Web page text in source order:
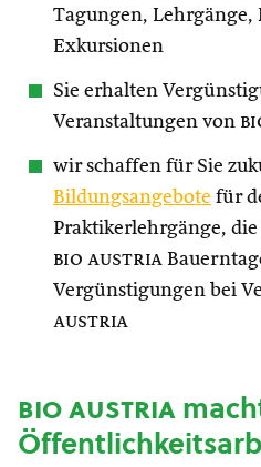
Tagungen, Lehrgänge,
Exkursionen
Sie erhalten
Veranstaltungen von
wir schaffen für Sie
Bildungsangebote für
Praktikerlehrgänge,
bio austria
Vergünstigungen bei
austria
bio austria